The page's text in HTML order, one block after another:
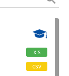
xls
csv